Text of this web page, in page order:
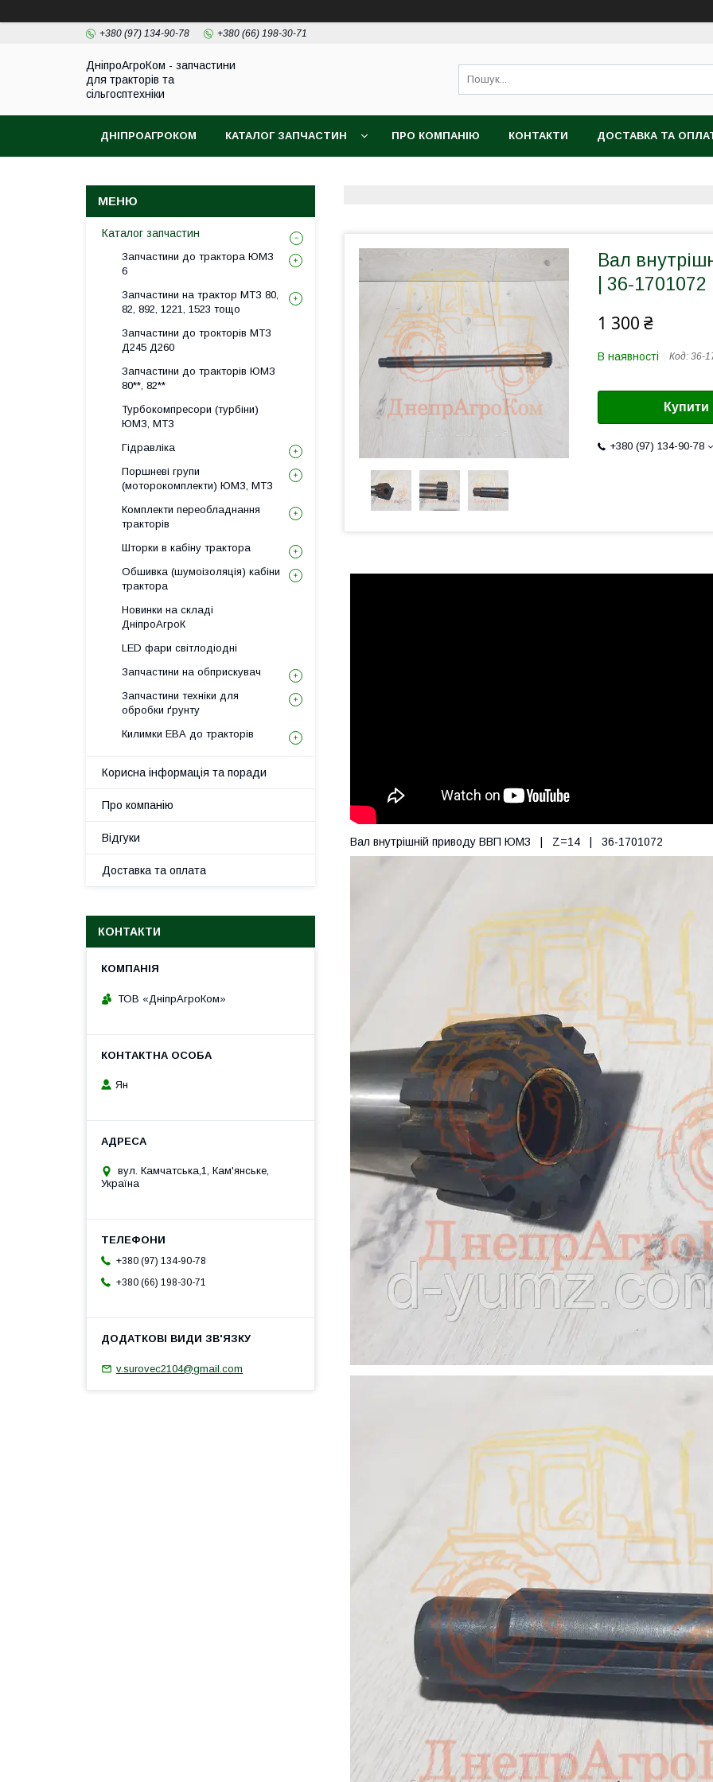
+380 (97) 134-90-78 +380 (66) 198-30-71
ДніпроАгроКом - запчастини
для тракторів та
сільгосптехніки
ДНІПРОАГРОКОМ КАТАЛОГ ЗАПЧАСТИН ПРО КОМПАНІЮ КОНТАКТИ ДОСТАВКА ТА
Вал
| 36-1701072
1 300 ₴
В наявності Код: 36-
Купити
+380 (97) 134-90-78
Вал внутрішній приводу ВВП ЮМЗ | Z=14 | 36-1701072
Каталог запчастин
Запчастини до трактора ЮМЗ
6
Запчастини на трактор МТЗ 80,
82, 892, 1221, 1523 тощо
Запчастини до трокторів МТЗ
Д245 Д260
Запчастини до тракторів ЮМЗ
80**, 82**
Турбокомпресори (турбіни)
ЮМЗ, МТЗ
Гідравліка
Поршневі групи
(моторокомплекти) ЮМЗ, МТЗ
Комплекти переобладнання
тракторів
Шторки в кабіну трактора
Обшивка (шумоізоляція) кабіни
трактора
Новинки на складі
ДніпроАгроК
LED фари світлодіодні
Запчастини на обприскувач
Запчастини техніки для
обробки ґрунту
Килимки ЕВА до тракторів
Корисна інформація та поради
Про компанію
Відгуки
Доставка та оплата
КОНТАКТИ
ТОВ «ДніпрАгроКом»
Ян
вул. Камчатська,1, Кам'янське,
Україна
+380 (97) 134-90-78
+380 (66) 198-30-71
v.surovec2104@gmail.com